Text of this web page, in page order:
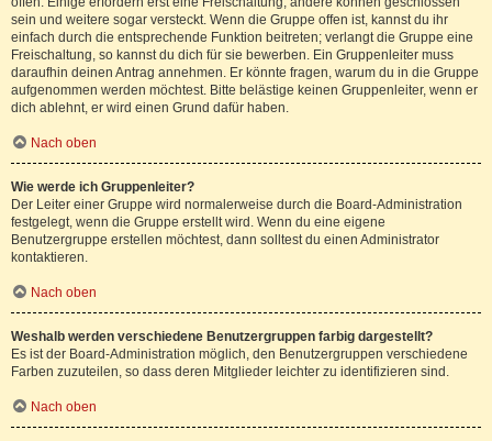
sein und weitere sogar versteckt. Wenn die Gruppe offen ist, kannst du ihr
einfach durch die entsprechende Funktion beitreten; verlangt die Gruppe eine
Freischaltung, so kannst du dich für sie bewerben. Ein Gruppenleiter muss
daraufhin deinen Antrag annehmen. Er könnte fragen, warum du in die Gruppe
aufgenommen werden möchtest. Bitte belästige keinen Gruppenleiter, wenn er
dich ablehnt, er wird einen Grund dafür haben.
Nach oben
Wie werde ich Gruppenleiter?
Der Leiter einer Gruppe wird normalerweise durch die Board-Administration
festgelegt, wenn die Gruppe erstellt wird. Wenn du eine eigene
Benutzergruppe erstellen möchtest, dann solltest du einen Administrator
kontaktieren.
Nach oben
Weshalb werden verschiedene Benutzergruppen farbig dargestellt?
Es ist der Board-Administration möglich, den Benutzergruppen verschiedene
Farben zuzuteilen, so dass deren Mitglieder leichter zu identifizieren sind.
Nach oben